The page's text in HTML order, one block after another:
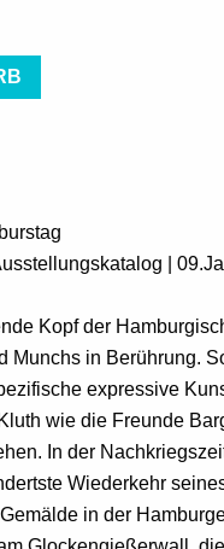
|
Kopf der
Munchs in Berührung.
expressive
wie die Freunde
In der
Wiederkehr
in der